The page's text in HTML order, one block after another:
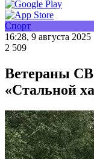
Спорт
16:28, 9 августа 2025
2 509
Ветераны
«Стальной